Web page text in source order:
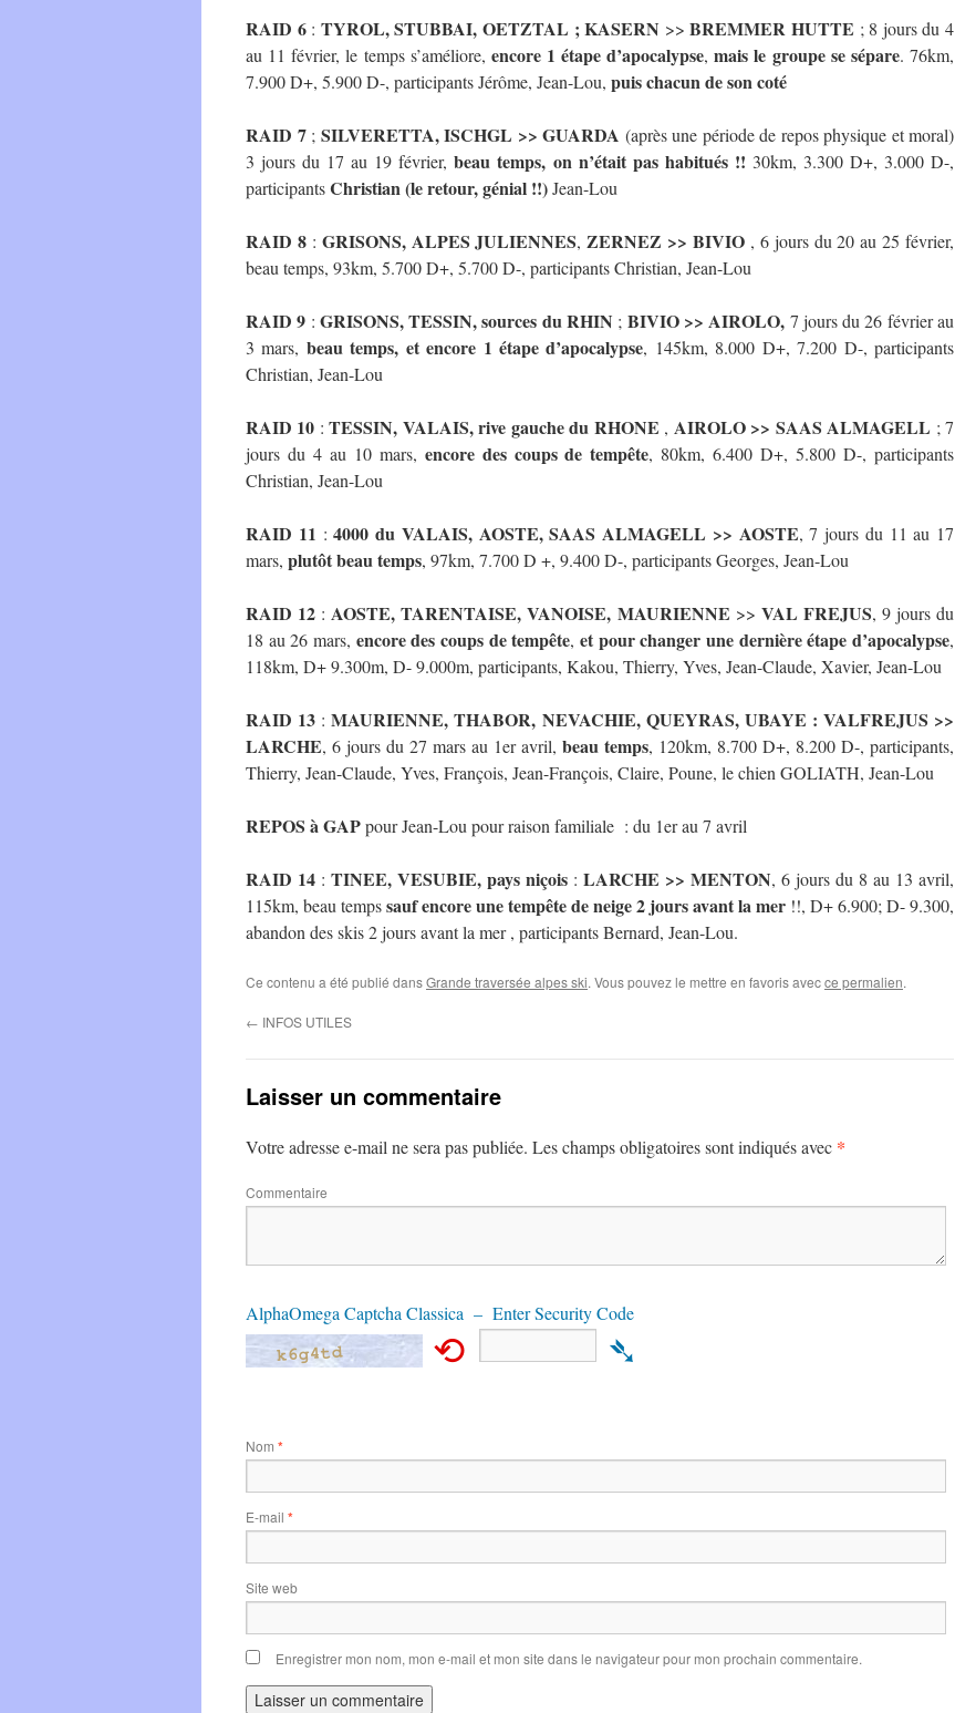
RAID 6: TYROL, STUBBAI, OETZTAL ; KASERN >>BREMMER HUTTE ; 8 jours du 4
au 11 février, le temps s’améliore, encore 1 étape d’apocalypse,mais le groupe se sépare. 76km,
7.900 D+, 5.900 D-, participants Jérôme, Jean-Lou, puis chacun de son coté
RAID 7; SILVERETTA, ISCHGL >> GUARDA (après une période de repos physique et moral)
3 jours du 17 au 19 février,beau temps, on n’était pas habitués !! 30km, 3.300 D+, 3.000 D-,
participantsChristian (le retour, génial !!)Jean-Lou
RAID 8: GRISONS, ALPES JULIENNES, ZERNEZ >> BIVIO , 6 jours du 20 au 25 février,
beau temps, 93km, 5.700 D+, 5.700 D-, participants Christian, Jean-Lou
RAID 9 : GRISONS, TESSIN, sources du RHIN ; BIVIO >> AIROLO, 7 jours du 26 février au
3 mars, beau temps, et encore 1 étape d’apocalypse, 145km, 8.000 D+, 7.200 D-, participants
Christian, Jean-Lou
RAID 10 :TESSIN, VALAIS, rive gauche du RHONE , AIROLO >> SAAS ALMAGELL ; 7
jours du 4 au 10 mars, encore des coups de tempête, 80km, 6.400 D+, 5.800 D-, participants
Christian, Jean-Lou
RAID 11 :4000 du VALAIS, AOSTE, SAAS ALMAGELL >> AOSTE, 7 jours du 11 au 17
mars, plutôt beau temps, 97km, 7.700 D +, 9.400 D-, participants Georges, Jean-Lou
RAID 12 : AOSTE, TARENTAISE, VANOISE, MAURIENNE >> VAL FREJUS, 9 jours du
18 au 26 mars, encore des coups de tempête,et pour changer une dernière étape d’apocalypse,
118km, D+ 9.300m, D- 9.000m, participants, Kakou, Thierry, Yves, Jean-Claude, Xavier, Jean-Lou
RAID 13 :MAURIENNE, THABOR, NEVACHIE, QUEYRAS, UBAYE : VALFREJUS >>
LARCHE, 6 jours du 27 mars au 1er avril, beau temps, 120km, 8.700 D+, 8.200 D-, participants,
Thierry, Jean-Claude, Yves, François, Jean-François, Claire, Poune, le chien GOLIATH, Jean-Lou
REPOS à GAPpour Jean-Lou pour raison familiale : du 1er au 7 avril
RAID 14 : TINEE, VESUBIE, pays niçois : LARCHE >> MENTON, 6 jours du 8 au 13 avril,
115km, beau tempssauf encore une tempête de neige2 jours avant la mer !!, D+ 6.900; D- 9.300,
abandon des skis 2 jours avant la mer , participants Bernard, Jean-Lou.
Ce contenu a été publié dansGrande traversée alpes ski. Vous pouvez le mettre en favoris avecce permalien.
← INFOS UTILES
Laisser un commentaire
Votre adresse e-mail ne sera pas publiée. Les champs obligatoires sont indiqués avec *
Commentaire
AlphaOmega Captcha Classica – Enter Security Code
⟲ ➴
Nom *
E-mail *
Site web
Enregistrer mon nom, mon e-mail et mon site dans le navigateur pour mon prochain commentaire.